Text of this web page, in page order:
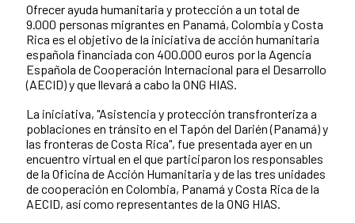
Contenido de la noticia
Ofrecer ayuda humanitaria y protección a un total de
9.000 personas migrantes en Panamá, Colombia y Costa
Rica es el objetivo de la iniciativa de acción humanitaria
española financiada con 400.000 euros por la Agencia
Española de Cooperación Internacional para el Desarrollo
(AECID) y que llevará a cabo la ONG HIAS.
La iniciativa, "Asistencia y protección transfronteriza a
poblaciones en tránsito en el Tapón del Darién (Panamá) y
las fronteras de Costa Rica", fue presentada ayer en un
encuentro virtual en el que participaron los responsables
de la Oficina de Acción Humanitaria y de las tres unidades
de cooperación en Colombia, Panamá y Costa Rica de la
AECID, así como representantes de la ONG HIAS.